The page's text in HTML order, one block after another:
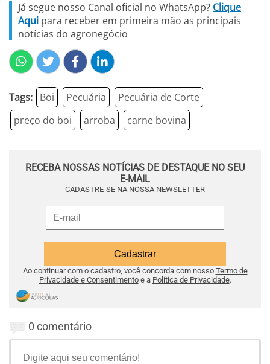
Já segue nosso Canal oficial no WhatsApp? Clique
Aqui para receber em primeira mão as principais
notícias do agronegócio
Tags: Boi Pecuária
Pecuária de Corte
preço do boi
arroba carne bovina
RECEBA NOSSAS NOTÍCIAS DE DESTAQUE NO SEU
E-MAIL
CADASTRE-SE NA NOSSA NEWSLETTER
Ao continuar com o cadastro, você concorda com nosso Termo de
Privacidade e Consentimentoe a Política de Privacidade.
0 comentário